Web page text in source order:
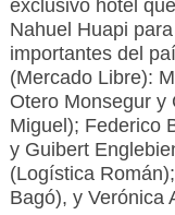
exclusivo hotel
Nahuel Huapi
importantes del
(Mercado Libre):
Otero Monsegur y
Miguel); Federico
y Guibert
(Logística
Bagó), y Verónica